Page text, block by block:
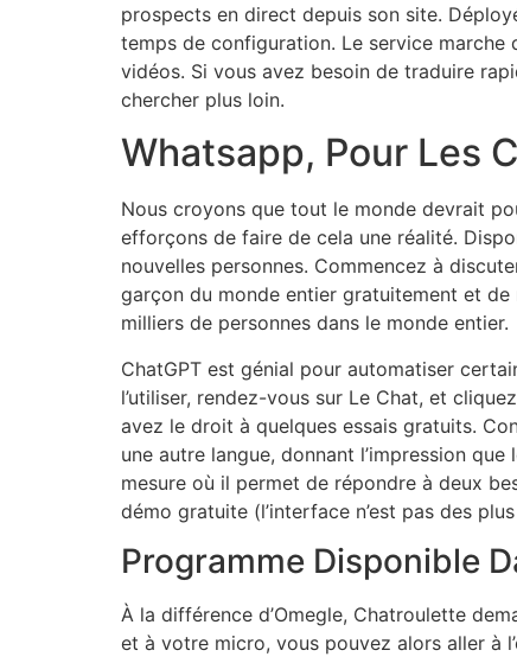
prospects en direct depuis son site.
temps de configuration. Le service marche
vidéos. Si vous avez besoin de traduire
chercher plus loin.
Whatsapp, Pour Les
Nous croyons que tout le monde devrait
efforçons de faire de cela une réalité.
nouvelles personnes. Commencez à
garçon du monde entier gratuitement et
milliers de personnes dans le monde entier.
ChatGPT est génial pour automatiser
l’utiliser, rendez-vous sur Le Chat, et
avez le droit à quelques essais gratuits.
une autre langue, donnant l’impression
mesure où il permet de répondre à deux
démo gratuite (l’interface n’est pas des
Programme Disponible
À la différence d’Omegle, Chatroulette
et à votre micro, vous pouvez alors aller à